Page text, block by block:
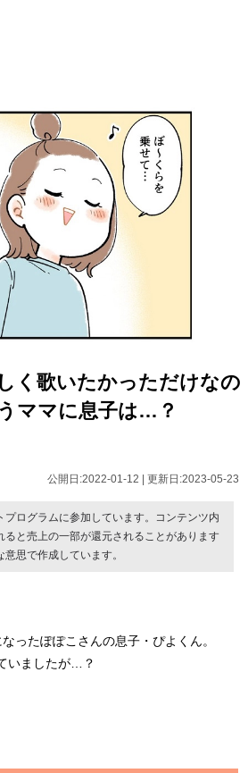
く歌いたかっただけなの
ママに息子は…？
公開日:2022-01-12 | 更新日:2023-05-23
プログラムに参加しています。コンテンツ内
ると売上の一部が還元されることがあります
思で作成しています。
ったぽぽこさんの息子・ぴよくん。
いましたが…？